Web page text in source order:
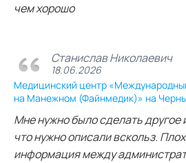
чем хорошо
Станислав Николаевич
18.06.2026
Медицинский центр
на Манежном (Файнмедик)» на
Мне нужно было сделать другое
что нужно описали вскольз.
информация между